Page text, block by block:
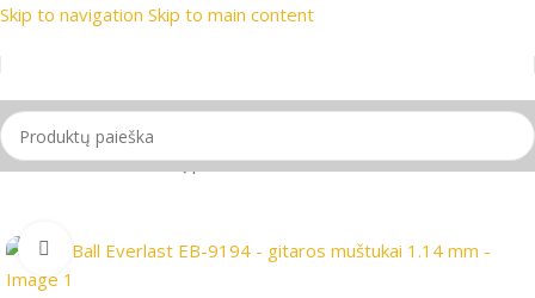
Skip to navigation Skip to main content
📦 Nemokamas
Pradžia/Gitaros/Gitarų priedai
Spustelėkite, jei norite padidinti